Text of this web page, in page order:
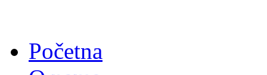
Početna